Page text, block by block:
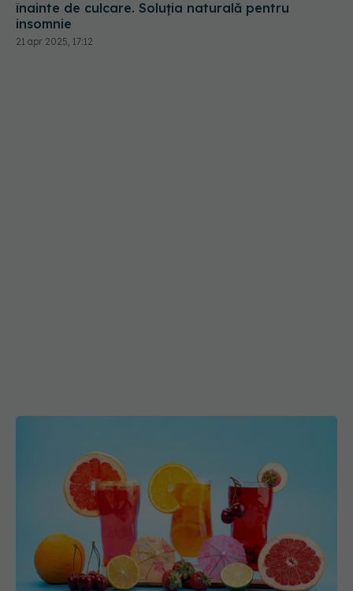
21 apr 2025, 17:12
Sucul răcoritor care accelerează arderea
grăsimilor. Reduce glicemia, curăță intestinul și